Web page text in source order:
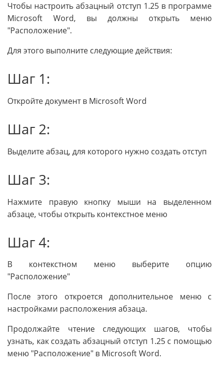
Чтобы настроить абзацный отступ 1.25 в программе
Microsoft Word, вы должны открыть меню
"Расположение".
Для этого выполните следующие действия:
Шаг 1:
Откройте документ в Microsoft Word
Шаг 2:
Выделите абзац, для которого нужно создать отступ
Шаг 3:
Нажмите правую кнопку мыши на выделенном
абзаце, чтобы открыть контекстное меню
Шаг 4:
В контекстном меню выберите опцию
"Расположение"
После этого откроется дополнительное меню с
настройками расположения абзаца.
Продолжайте чтение следующих шагов, чтобы
узнать, как создать абзацный отступ 1.25 с помощью
меню "Расположение" в Microsoft Word.